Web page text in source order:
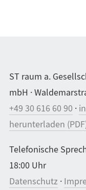
ST raum a.
mbH ·
+49 30 616 60 90 ·
herunterladen
Telefonische
18:00 Uhr
Datenschutz ·